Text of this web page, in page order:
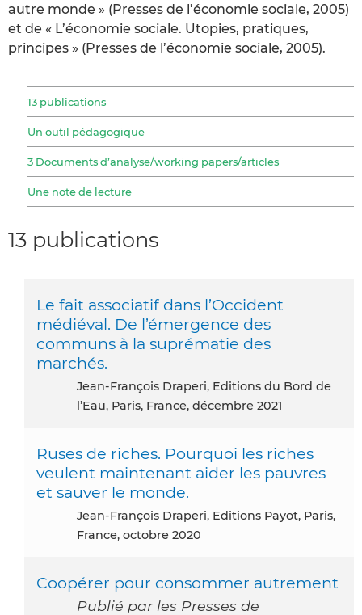
autre monde » (Presses de l’économie sociale, 2005)
et de « L’économie sociale. Utopies, pratiques,
principes » (Presses de l’économie sociale, 2005).
13 publications
Un outil pédagogique
3 Documents d’analyse/working papers/articles
Une note de lecture
13 publications
Le fait associatif dans l’Occident
médiéval. De l’émergence des
communs à la suprématie des
marchés.
Jean-François Draperi, Editions du Bord de
l’Eau, Paris, France, décembre 2021
Ruses de riches. Pourquoi les riches
veulent maintenant aider les pauvres
et sauver le monde.
Jean-François Draperi, Editions Payot, Paris,
France, octobre 2020
Coopérer pour consommer autrement
Publié par les Presses de